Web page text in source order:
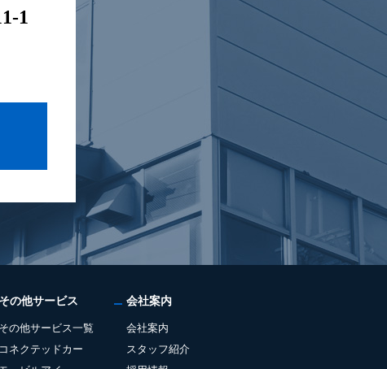
1
その他サービス
その他サービス一覧
コネクテッドカー
会社案内
会社案内
スタッフ紹介